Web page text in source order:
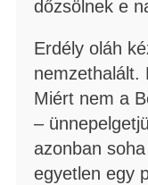
dőzsölnek e
Erdély oláh
nemzethalált.
Miért nem a
–
azonban
egyetlen egy